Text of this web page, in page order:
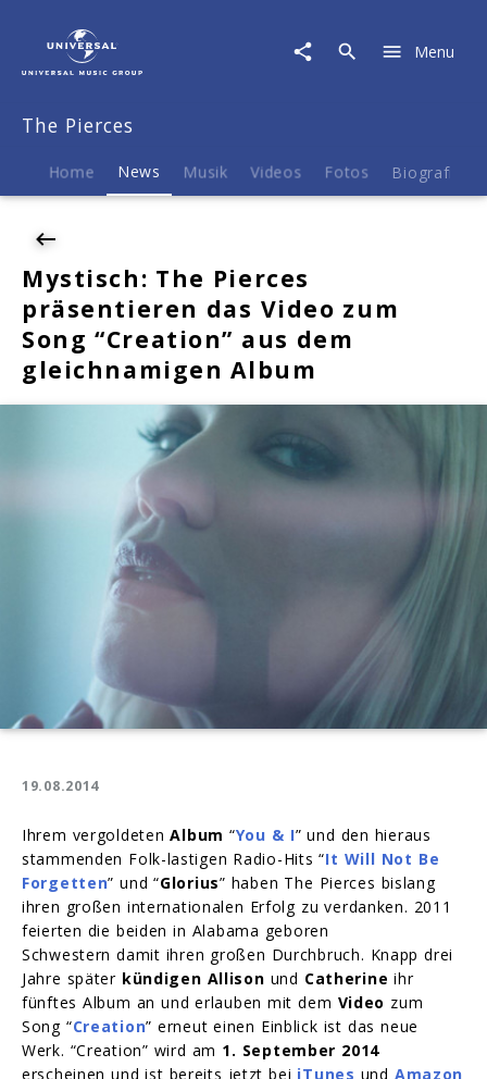
News
Mystisch:
Pierces
präsentieren
Video
Song
"Creation"
aus
dem
gleichnamigen
Album
Menu
The Pierces
Home News Musik Videos Fotos Biografie
Mystisch: The Pierces
präsentieren das Video zum
Song “Creation” aus dem
gleichnamigen Album
19.08.2014
Ihrem vergoldetenAlbum “You & I” und den hieraus
stammenden Folk-lastigen Radio-Hits “It Will Not Be
Forgetten” und “Glorius” haben The Pierces bislang
ihren großen internationalen Erfolg zu verdanken. 2011
feierten die beiden in Alabama geboren
Schwestern damit ihren großen Durchbruch. Knapp drei
Jahre später kündigen Allison und Catherine ihr
fünftes Album an und erlauben mit dem Video zum
Song “Creation” erneut einen Einblick ist das neue
Werk. “Creation” wird am 1. September 2014
erscheinen und ist bereits jetzt bei iTunes und Amazon